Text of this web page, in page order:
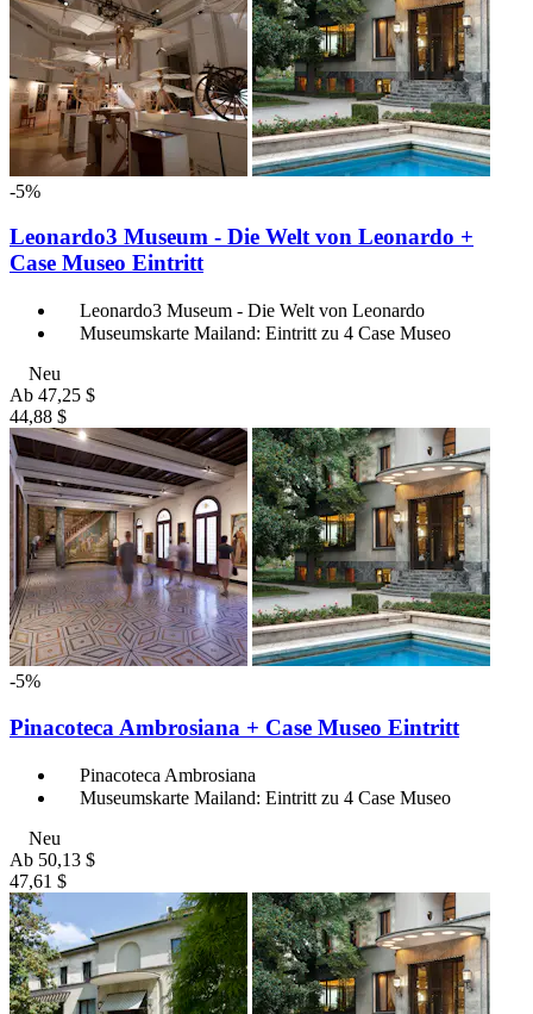
-5%
Leonardo3 Museum - Die Welt von Leonardo +
Case Museo Eintritt
Leonardo3 Museum - Die Welt von Leonardo
Museumskarte Mailand: Eintritt zu 4 Case Museo
Neu
Ab 47,25 $
44,88 $
-5%
Pinacoteca Ambrosiana + Case Museo Eintritt
Pinacoteca Ambrosiana
Museumskarte Mailand: Eintritt zu 4 Case Museo
Neu
Ab 50,13 $
47,61 $